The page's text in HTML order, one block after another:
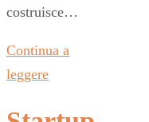
costruisce…
Continua a
leggere